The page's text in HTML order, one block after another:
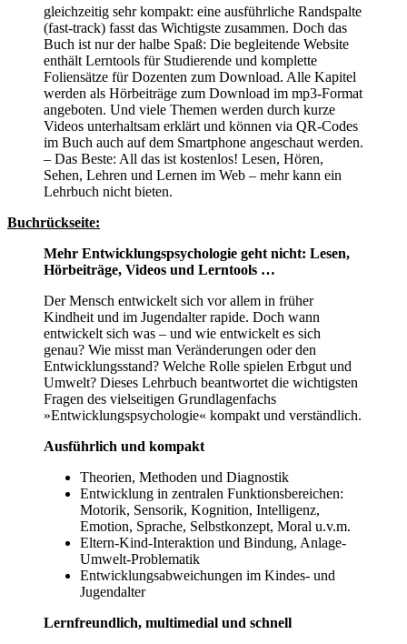
gleichzeitig sehr kompakt: eine ausführliche Randspalte
(fast-track) fasst das Wichtigste zusammen. Doch das
Buch ist nur der halbe Spaß: Die begleitende Website
enthält Lerntools für Studierende und komplette
Foliensätze für Dozenten zum Download. Alle Kapitel
werden als Hörbeiträge zum Download im mp3-Format
angeboten. Und viele Themen werden durch kurze
Videos unterhaltsam erklärt und können via QR-Codes
im Buch auch auf dem Smartphone angeschaut werden.
– Das Beste: All das ist kostenlos! Lesen, Hören,
Sehen, Lehren und Lernen im Web – mehr kann ein
Lehrbuch nicht bieten.
Buchrückseite:
Mehr Entwicklungspsychologie geht nicht: Lesen,
Hörbeiträge, Videos und Lerntools …
Der Mensch entwickelt sich vor allem in früher
Kindheit und im Jugendalter rapide. Doch wann
entwickelt sich was – und wie entwickelt es sich
genau? Wie misst man Veränderungen oder den
Entwicklungsstand? Welche Rolle spielen Erbgut und
Umwelt? Dieses Lehrbuch beantwortet die wichtigsten
Fragen des vielseitigen Grundlagenfachs
»Entwicklungspsychologie« kompakt und verständlich.
Ausführlich und kompakt
Theorien, Methoden und Diagnostik
Entwicklung in zentralen Funktionsbereichen:
Motorik, Sensorik, Kognition, Intelligenz,
Emotion, Sprache, Selbstkonzept, Moral u.v.m.
Eltern-Kind-Interaktion und Bindung, Anlage-
Umwelt-Problematik
Entwicklungsabweichungen im Kindes- und
Jugendalter
Lernfreundlich, multimedial und schnell